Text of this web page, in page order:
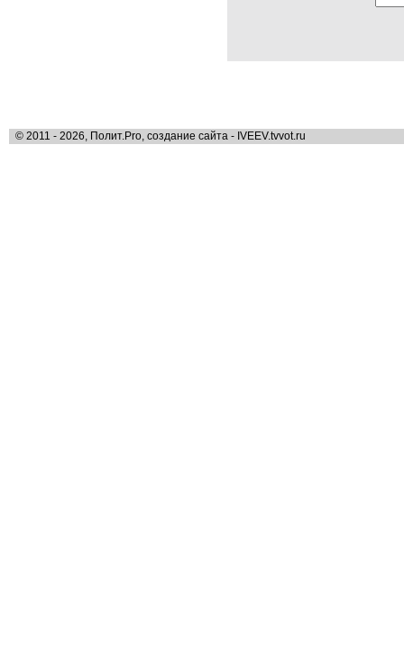
© 2011 - 2026, Полит.Pro, создание сайта - IVEEV.tvvot.ru